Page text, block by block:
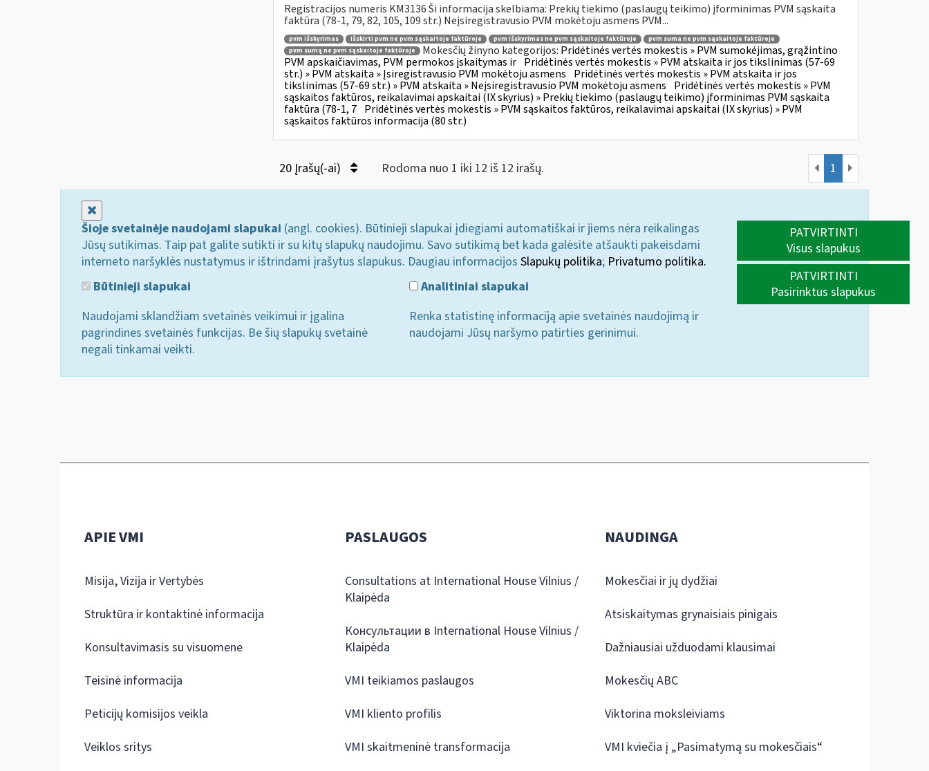
Registracijos numeris KM3136 Ši informacija skelbiama: Prekių tiekimo (paslaugų teikimo) įforminimas PVM sąskaita
faktūra (78-1, 79, 82, 105, 109 str.) Neįsiregistravusio PVM mokėtoju asmens PVM...
pvm išskyrimas išskirti pvm ne pvm sąskaitoje faktūroje pvm išskyrimas ne pvm sąskaitoje faktūroje
pvm suma ne pvm sąskaitoje faktūroje
pvm sumą ne pvm sąskaitoje faktūroje
Mokesčių žinyno kategorijos: Pridėtinės vertės mokestis » PVM sumokėjimas, grąžintino
PVM apskaičiavimas, PVM permokos įskaitymas ir Pridėtinės vertės mokestis » PVM atskaita ir jos tikslinimas (57-69
str.) » PVM atskaita » Įsiregistravusio PVM mokėtoju asmens Pridėtinės vertės mokestis » PVM atskaita ir jos
tikslinimas (57-69 str.) » PVM atskaita » Neįsiregistravusio PVM mokėtoju asmens Pridėtinės vertės mokestis » PVM
sąskaitos faktūros, reikalavimai apskaitai (IX skyrius) » Prekių tiekimo (paslaugų teikimo) įforminimas PVM sąskaita
faktūra (78-1, 7 Pridėtinės vertės mokestis » PVM sąskaitos faktūros, reikalavimai apskaitai (IX skyrius) » PVM
sąskaitos faktūros informacija (80 str.)
20 Įrašų(-ai) Rodoma nuo 1 iki 12 iš 12 irašų. 1
Šioje svetainėje naudojami slapukai (angl. cookies). Būtinieji slapukai įdiegiami automatiškai ir jiems nėra reikalingas
Jūsų sutikimas. Taip pat galite sutikti ir su kitų slapukų naudojimu. Savo sutikimą bet kada galėsite atšaukti pakeisdami
interneto naršyklės nustatymus ir ištrindami įrašytus slapukus. Daugiau informacijos Slapukų politika; Privatumo politika.
Būtinieji slapukai
Naudojami sklandžiam svetainės veikimui ir įgalina
pagrindines svetainės funkcijas. Be šių slapukų svetainė
negali tinkamai veikti.
Analitiniai slapukai
Renka statistinę informaciją apie svetainės naudojimą ir
naudojami Jūsų naršymo patirties gerinimui.
PATVIRTINTI
Visus slapukus
PATVIRTINTI
Pasirinktus slapukus
APIE VMI
Misija, Vizija ir Vertybės
Struktūra ir kontaktinė informacija
Konsultavimasis su visuomene
Teisinė informacija
Peticijų komisijos veikla
Veiklos sritys
PASLAUGOS
Consultations at International House Vilnius /
Klaipėda
Консультации в International House Vilnius /
Klaipėda
VMI teikiamos paslaugos
VMI kliento profilis
VMI skaitmeninė transformacija
NAUDINGA
Mokesčiai ir jų dydžiai
Atsiskaitymas grynaisiais pinigais
Dažniausiai užduodami klausimai
Mokesčių ABC
Viktorina moksleiviams
VMI kviečia į „Pasimatymą su mokesčiais“